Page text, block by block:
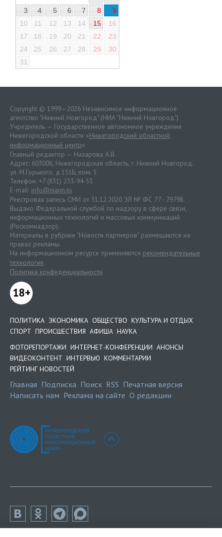
3
4 5 6 7 8
9
10
11 12 13 14 15
16
17
18 19 20 21 22
23
24
25 26 27 28 29
30
31
Copyright © 1999—2026 Независимое информационное
агентство "Нижний Новгород" (НИА "Нижний Новгород")
Учредитель — Государственное автономное учреждение
Нижегородской области «Нижегородский областной
информационный центр»
Главный редактор — Назарова А.В.
Адрес: 603006, Нижегородская область, г. Нижний Новгород.
ул. М.Горького, д.151Б, пом. 5
Телефон: +7 (831) 233-94-53
E-mail: info@niann.ru
Реестровая запись СМИ от 31.12.2020 ЭЛ № ФС 77 - 79798.
Выдано Федеральной службой по надзору в сфере связи,
информационных технологий и массовых коммуникаций
(Роскомнадзор).
Материалы в рубрике "Новости партнеров" размещаются на
правах рекламы.
На информационном ресурсе применяются рекомендательные
технологии.
Политика конфиденциальности
18+
ПОЛИТИКА ЭКОНОМИКА ОБЩЕСТВО КУЛЬТУРА И ОТДЫХ
СПОРТ ПРОИСШЕСТВИЯ АФИША НАУКА
ФОТОРЕПОРТАЖИ ИНТЕРНЕТ-КОНФЕРЕНЦИИ АНОНСЫ
ВИДЕОКОНТЕНТ ИНТЕРВЬЮ КОММЕНТАРИИ
РЕЙТИНГ НОВОСТЕЙ
Главная Подписка Поиск RSS Печатная версия
Написать нам Реклама на сайте О редакции